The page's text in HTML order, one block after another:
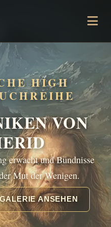
HIGH
VON
erwacht und Bündnisse
Mut der Wenigen.
ANSEHEN